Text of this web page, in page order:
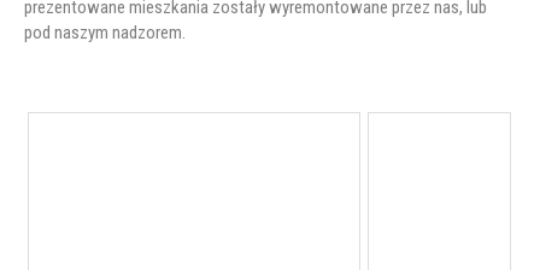
prezentowane mieszkania zostały wyremontowane przez nas, lub
pod naszym nadzorem.